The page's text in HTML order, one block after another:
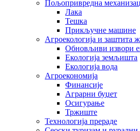
Пољопривредна
Лака
Тешка
Прикључне машине
Агроекологија и заштита
Обновљиви извори
Екологија земљишта
Екологија вода
Агроекономија
Финансије
Аграрни буџет
Осигурање
Тржиште
Технологија прераде